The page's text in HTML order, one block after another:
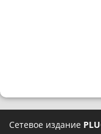
Сетевое издание